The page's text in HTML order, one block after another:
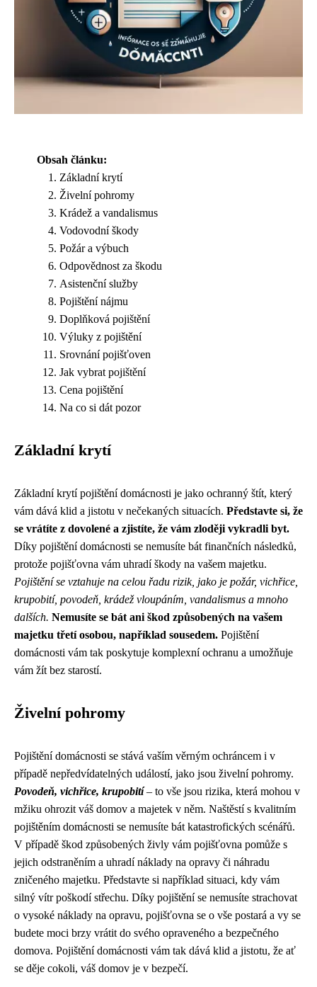
Obsah článku:
Základní krytí
Živelní pohromy
Krádež a vandalismus
Vodovodní škody
Požár a výbuch
Odpovědnost za škodu
Asistenční služby
Pojištění nájmu
Doplňková pojištění
Výluky z pojištění
Srovnání pojišťoven
Jak vybrat pojištění
Cena pojištění
Na co si dát pozor
Základní krytí
Základní krytí pojištění domácnosti je jako ochranný štít, který
vám dává klid a jistotu v nečekaných situacích. Představte si, že
se vrátíte z dovolené a zjistíte, že vám zloději vykradli byt.
Díky pojištění domácnosti se nemusíte bát finančních následků,
protože pojišťovna vám uhradí škody na vašem majetku.
Pojištění se vztahuje na celou řadu rizik, jako je požár, vichřice,
krupobití, povodeň, krádež vloupáním, vandalismus a mnoho
dalších. Nemusíte se bát ani škod způsobených na vašem
majetku třetí osobou, například sousedem. Pojištění
domácnosti vám tak poskytuje komplexní ochranu a umožňuje
vám žít bez starostí.
Živelní pohromy
Pojištění domácnosti se stává vaším věrným ochráncem i v
případě nepředvídatelných událostí, jako jsou živelní pohromy.
Povodeň, vichřice, krupobití– to vše jsou rizika, která mohou v
mžiku ohrozit váš domov a majetek v něm. Naštěstí s kvalitním
pojištěním domácnosti se nemusíte bát katastrofických scénářů.
V případě škod způsobených živly vám pojišťovna pomůže s
jejich odstraněním a uhradí náklady na opravy či náhradu
zničeného majetku. Představte si například situaci, kdy vám
silný vítr poškodí střechu. Díky pojištění se nemusíte strachovat
o vysoké náklady na opravu, pojišťovna se o vše postará a vy se
budete moci brzy vrátit do svého opraveného a bezpečného
domova. Pojištění domácnosti vám tak dává klid a jistotu, že ať
se děje cokoli, váš domov je v bezpečí.